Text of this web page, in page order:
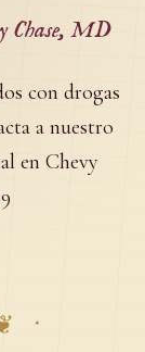
Chase, MD
con drogas
a nuestro
en Chevy
·